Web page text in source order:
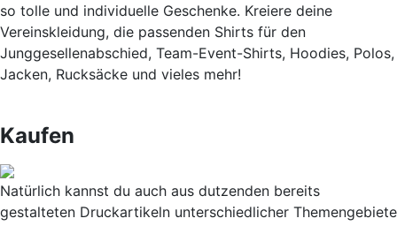
so tolle und individuelle Geschenke. Kreiere deine
Vereinskleidung, die passenden Shirts für den
Junggesellenabschied, Team-Event-Shirts, Hoodies, Polos,
Jacken, Rucksäcke und vieles mehr!
Kaufen
Natürlich kannst du auch aus dutzenden bereits
gestalteten Druckartikeln unterschiedlicher Themengebiete